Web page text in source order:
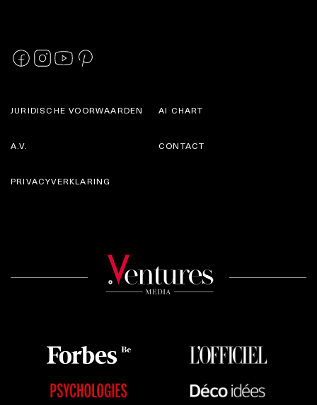
JURIDISCHE VOORWAARDEN
A.V.
AI CHART
CONTACT
PRIVACYVERKLARING